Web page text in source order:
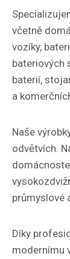
včetně
vozíky,
bateriových
baterií,
a
Naše
odvětvích.
průmyslové
Díky
modernímu